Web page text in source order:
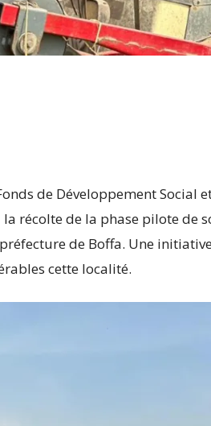
de Développement Social
la récolte de la phase pilote de
de Boffa. Une
cette localité.